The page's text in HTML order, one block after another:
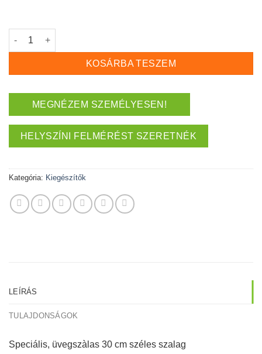
Illesztő szalag mennyiség
KOSÁRBA TESZEM
MEGNÉZEM SZEMÉLYESEN!
HELYSZÍNI FELMÉRÉST SZERETNÉK
Kategória: Kiegészítők
LEÍRÁS
TULAJDONSÁGOK
Speciális, üvegszàlas 30 cm széles szalag